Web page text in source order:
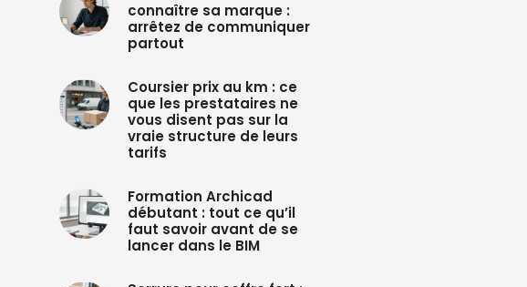
connaître sa marque :
arrêtez de communiquer
partout
Coursier prix au km : ce
que les prestataires ne
vous disent pas sur la
vraie structure de leurs
tarifs
Formation Archicad
débutant : tout ce qu’il
faut savoir avant de se
lancer dans le BIM